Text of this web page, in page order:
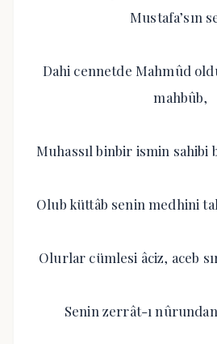
Mustafa’sın
Dahi cennetde Mahmûd
mahbûb,
Muhassıl binbir ismin sahibi
Olub küttâb senin medhini
Olurlar cümlesi âciz, aceb
Senin zerrât-ı